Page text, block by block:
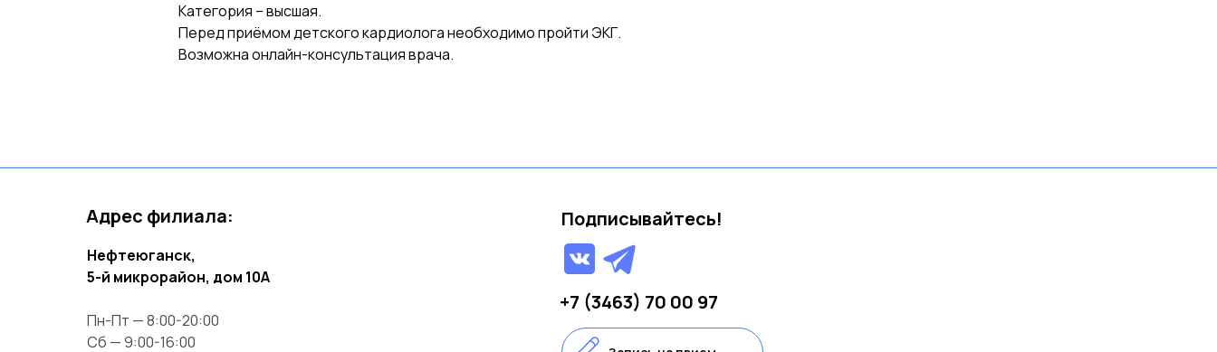
Категория – высшая.
Перед приёмом детского кардиолога необходимо пройти ЭКГ.
Возможна онлайн-консультация врача.
+7 (3463) 70 00 97
Подписывайтесь!
Адрес филиала:
Нефтеюганск,
5-й микрорайон, дом 10А
Пн-Пт — 8:00-20:00
Сб — 9:00-16:00